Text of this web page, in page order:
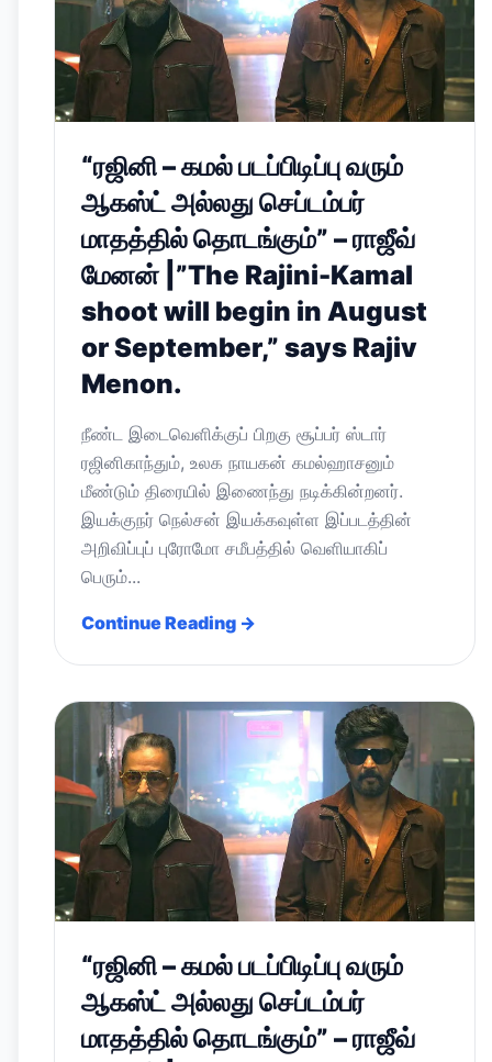
“ரஜினி – கமல் படப்பிடிப்பு வரும்
ஆகஸ்ட் அல்லது செப்டம்பர்
மாதத்தில் தொடங்கும்” – ராஜீவ்
மேனன் |”The Rajini-Kamal
shoot will begin in August
or September,” says Rajiv
Menon.
நீண்ட இடைவெளிக்குப் பிறகு சூப்பர் ஸ்டார்
ரஜினிகாந்தும், உலக நாயகன் கமல்ஹாசனும்
மீண்டும் திரையில் இணைந்து நடிக்கின்றனர்.
இயக்குநர் நெல்சன் இயக்கவுள்ள இப்படத்தின்
அறிவிப்புப் புரோமோ சமீபத்தில் வெளியாகிப்
பெரும்...
Continue Reading →
“ரஜினி – கமல் படப்பிடிப்பு வரும்
ஆகஸ்ட் அல்லது செப்டம்பர்
மாதத்தில் தொடங்கும்” – ராஜீவ்